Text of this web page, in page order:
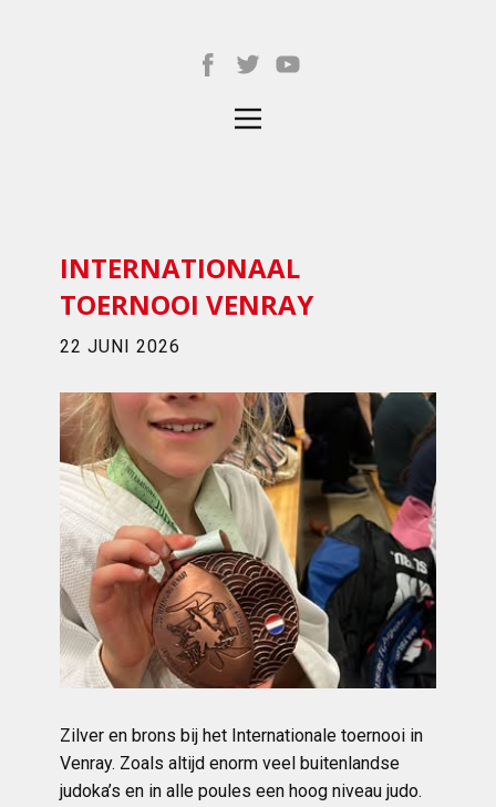
INTERNATIONAAL
TOERNOOI VENRAY
22 JUNI 2026
Zilver en brons bij het Internationale toernooi in
Venray. Zoals altijd enorm veel buitenlandse
judoka’s en in alle poules een hoog niveau judo.